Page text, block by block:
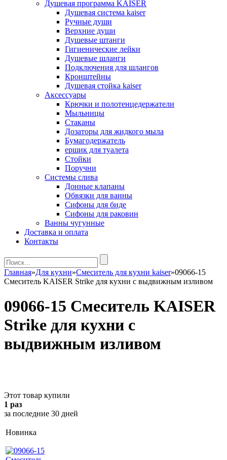
Душевая программа KAISER
Душевая система kaiser
Ручные души
Верхние души
Душевые штанги
Гигиенические лейки
Душевые шланги
Подключения для шлангов
Кронштейны
Душевая стойка kaiser
Аксессуары
Крючки и полотенцедержатели
Мыльницы
Стаканы
Дозаторы для жидкого мыла
Бумагодержатель
ершик для туалета
Стойки
Поручни
Системы слива
Донные клапаны
Обвязки для ванны
Сифоны для биде
Сифоны для раковин
Ванны чугунные
Доставка и оплата
Контакты
Главная»Для кухни»Cмеситель для кухни kaiser»09066-15
Смеситель KAISER Strike для кухни с выдвижным изливом
09066-15 Смеситель KAISER
Strike для кухни с
выдвижным изливом
Этот товар купили
1 раз
за последние 30 дней
Новинка